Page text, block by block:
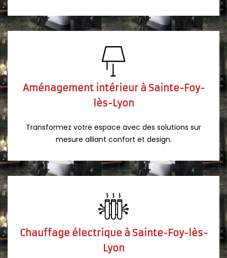
Aménagement intérieur à Sainte-Foy-
lès-Lyon
Transformez votre espace avec des solutions sur
mesure alliant confort et design.
Chauffage électrique à Sainte-Foy-lès-
Lyon